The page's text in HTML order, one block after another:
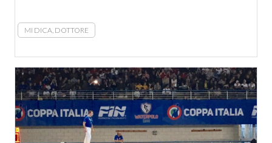
MI DICA, DOTTORE